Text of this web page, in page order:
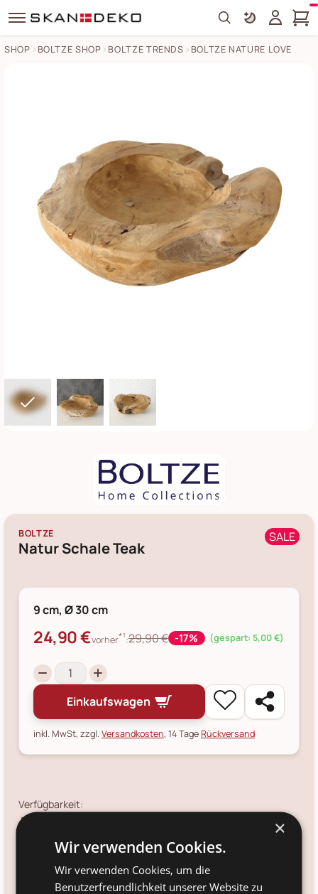
Search
SHOP BOLTZE SHOP BOLTZE TRENDS BOLTZE NATURE LOVE
SALE
BOLTZE
Natur Schale Teak
9 cm, Ø 30 cm
24,90 €vorher*¹:29,90 € -17% (gespart: 5,00 €)
Einkaufswagen
inkl. MwSt, zzgl.Versandkosten, 14 TageRückversand
Verfügbarkeit:
Ja
Versandinfo:
noch 2 Stück sofort verfügbar.
Mehr ist unterwegs (in 6 -
7 Werktagen am Lager). Jetzt schon bestellen und
schnellstmöglich erhalten.
×
Wir verwenden Cookies.
Wir verwenden Cookies, um die
Benutzerfreundlichkeit unserer Website zu